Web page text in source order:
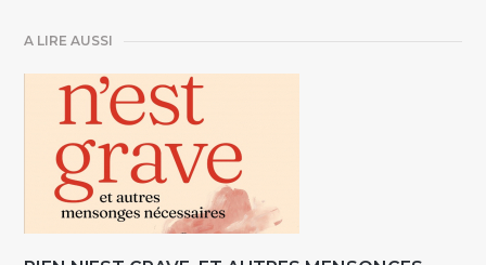
A LIRE AUSSI